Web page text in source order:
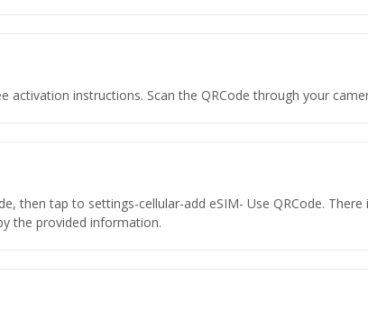
activation instructions. Scan the QRCode through your
then tap to settings-cellular-add eSIM- Use QRCode. There
the provided information.